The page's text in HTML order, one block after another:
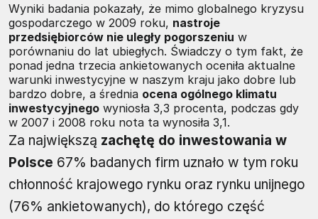
Wyniki badania pokazały, że mimo globalnego kryzysu
gospodarczego w 2009 roku, nastroje
przedsiębiorców nie uległy pogorszeniu w
porównaniu do lat ubiegłych. Świadczy o tym fakt, że
ponad jedna trzecia ankietowanych oceniła aktualne
warunki inwestycyjne w naszym kraju jako dobre lub
bardzo dobre, a średnia ocena ogólnego klimatu
inwestycyjnego wyniosła 3,3 procenta, podczas gdy
w 2007 i 2008 roku nota ta wynosiła 3,1.
Za największą zachętę do inwestowania w
Polsce 67% badanych firm uznało w tym roku
chłonność krajowego rynku oraz rynku unijnego
(76% ankietowanych), do którego część